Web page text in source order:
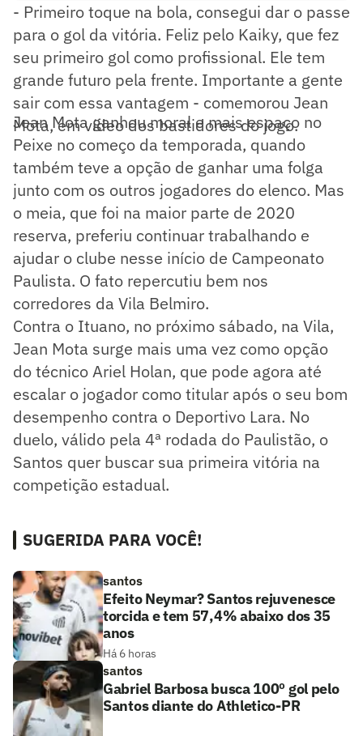
- Primeiro toque na bola, consegui dar o passe
para o gol da vitória. Feliz pelo Kaiky, que fez
seu primeiro gol como profissional. Ele tem
grande futuro pela frente. Importante a gente
sair com essa vantagem - comemorou Jean
Mota, em vídeo dos bastidores do jogo.
Jean Mota ganhou moral e mais espaço no
Peixe no começo da temporada, quando
também teve a opção de ganhar uma folga
junto com os outros jogadores do elenco. Mas
o meia, que foi na maior parte de 2020
reserva, preferiu continuar trabalhando e
ajudar o clube nesse início de Campeonato
Paulista. O fato repercutiu bem nos
corredores da Vila Belmiro.
Contra o Ituano, no próximo sábado, na Vila,
Jean Mota surge mais uma vez como opção
do técnico Ariel Holan, que pode agora até
escalar o jogador como titular após o seu bom
desempenho contra o Deportivo Lara. No
duelo, válido pela 4ª rodada do Paulistão, o
Santos quer buscar sua primeira vitória na
competição estadual.
SUGERIDA PARA VOCÊ!
santos
Efeito Neymar? Santos rejuvenesce
torcida e tem 57,4% abaixo dos 35
anos
Há 6 horas
santos
Gabriel Barbosa busca 100º gol pelo
Santos diante do Athletico-PR